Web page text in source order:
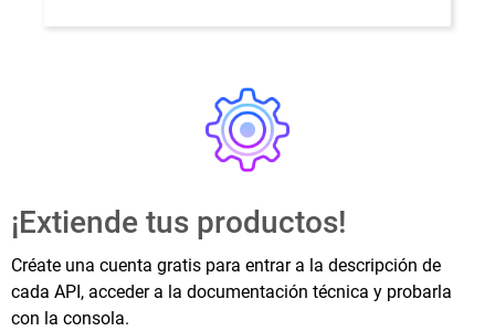
¡Extiende tus productos!
Créate una cuenta gratis para entrar a la descripción de
cada API, acceder a la documentación técnica y probarla
con la consola.